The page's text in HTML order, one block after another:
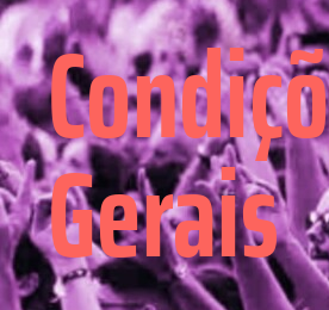
Gerais